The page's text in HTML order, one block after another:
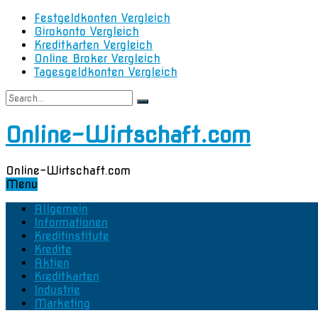
Festgeldkonten Vergleich
Girokonto Vergleich
Kreditkarten Vergleich
Online Broker Vergleich
Tagesgeldkonten Vergleich
Online-Wirtschaft.com
Online-Wirtschaft.com
Menu
Allgemein
Informationen
Kreditinstitute
Kredite
Aktien
Kreditkarten
Industrie
Marketing